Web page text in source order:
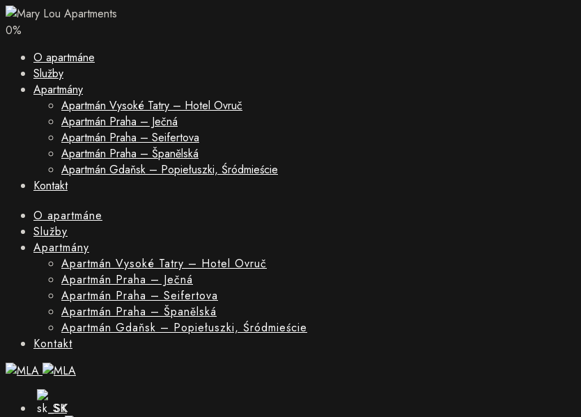
0%
O apartmáne
Služby
Apartmány
Apartmán Vysoké Tatry – Hotel Ovruč
Apartmán Praha – Ječná
Apartmán Praha – Seifertova
Apartmán Praha – Španělská
Apartmán Gdaňsk – Popiełuszki, Śródmieście
Kontakt
O apartmáne
Služby
Apartmány
Apartmán Vysoké Tatry – Hotel Ovruč
Apartmán Praha – Ječná
Apartmán Praha – Seifertova
Apartmán Praha – Španělská
Apartmán Gdaňsk – Popiełuszki, Śródmieście
Kontakt
SK